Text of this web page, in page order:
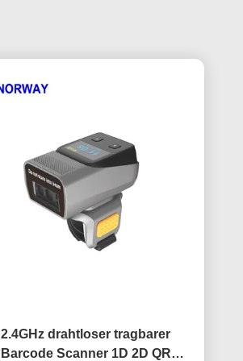
2.4GHz drahtloser tragbarer
Barcode Scanner 1D 2D QR